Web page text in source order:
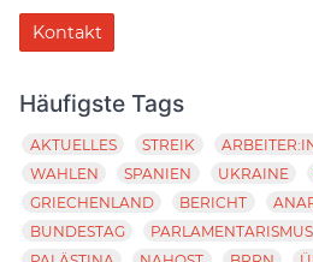
Kontakt
Häufigste Tags
AKTUELLES STREIK
WAHLEN
SPANIEN UKRAINE
GRIECHENLAND
BERICHT
BUNDESTAG
PARLAMENTARISMUS